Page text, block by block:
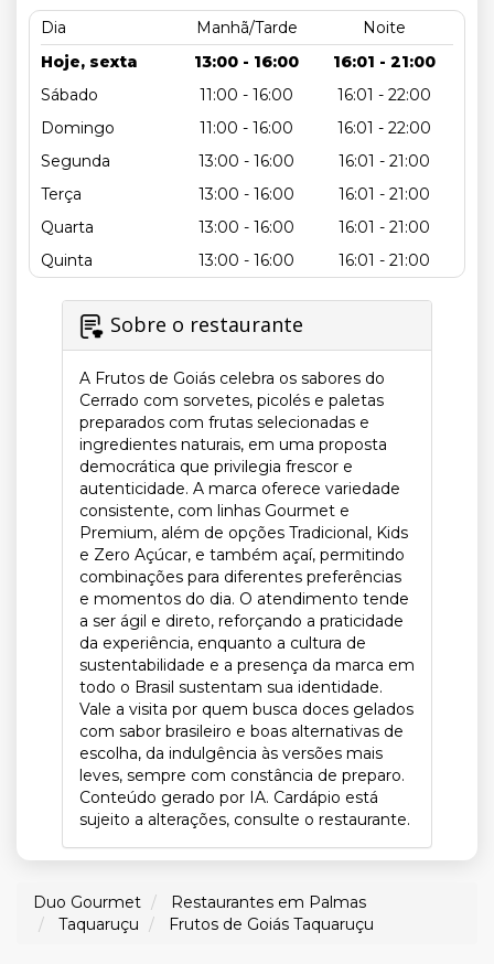
Dia Manhã/Tarde
Noite
Hoje, sexta
13:00 - 16:00
16:01 - 21:00
Sábado
11:00 - 16:00
16:01 - 22:00
Domingo
11:00 - 16:00
16:01 - 22:00
Segunda
13:00 - 16:00
16:01 - 21:00
Terça
13:00 - 16:00
16:01 - 21:00
Quarta
13:00 - 16:00
16:01 - 21:00
Quinta
13:00 - 16:00 16:01 - 21:00
Sobre o restaurante
A Frutos de Goiás celebra os sabores do
Cerrado com sorvetes, picolés e paletas
preparados com frutas selecionadas e
ingredientes naturais, em uma proposta
democrática que privilegia frescor e
autenticidade. A marca oferece variedade
consistente, com linhas Gourmet e
Premium, além de opções Tradicional, Kids
e Zero Açúcar, e também açaí, permitindo
combinações para diferentes preferências
e momentos do dia. O atendimento tende
a ser ágil e direto, reforçando a praticidade
da experiência, enquanto a cultura de
sustentabilidade e a presença da marca em
todo o Brasil sustentam sua identidade.
Vale a visita por quem busca doces gelados
com sabor brasileiro e boas alternativas de
escolha, da indulgência às versões mais
leves, sempre com constância de preparo.
Conteúdo gerado por IA. Cardápio está
sujeito a alterações, consulte o restaurante.
Duo Gourmet
Restaurantes em Palmas
Taquaruçu
Frutos de Goiás Taquaruçu